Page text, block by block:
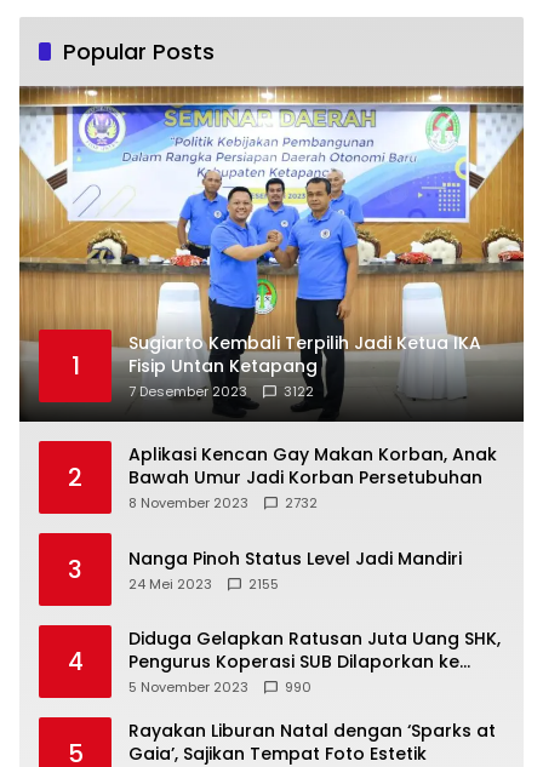
Popular Posts
1
Sugiarto Kembali Terpilih Jadi Ketua IKA
Fisip Untan Ketapang
7 Desember 2023 3122
2
Aplikasi Kencan Gay Makan Korban, Anak
Bawah Umur Jadi Korban Persetubuhan
8 November 2023 2732
3 Nanga Pinoh Status Level Jadi Mandiri
24 Mei 2023 2155
4
Diduga Gelapkan Ratusan Juta Uang SHK,
Pengurus Koperasi SUB Dilaporkan ke
Polisi
5 November 2023 990
5
Rayakan Liburan Natal dengan ‘Sparks at
Gaia’, Sajikan Tempat Foto Estetik